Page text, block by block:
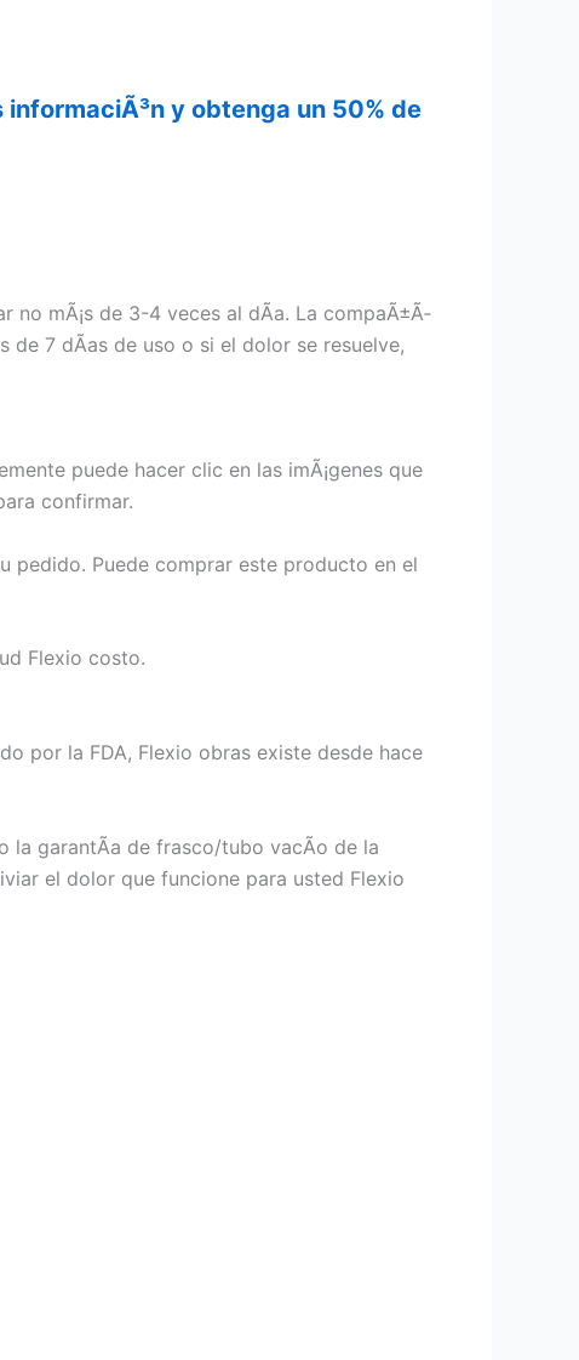
informaciÃ³n y obtenga un 50% de
no mÃ¡s de 3-4 veces al dÃ­a. La compaÃ±Ã­
7 dÃ­as de uso o si el dolor se resuelve,
puede hacer clic en las imÃ¡genes que
confirmar.
pedido. Puede comprar este producto en el
Flexio costo.
por la FDA, Flexio obras existe desde hace
la garantÃ­a de frasco/tubo vacÃ­o de la
el dolor que funcione para usted Flexio